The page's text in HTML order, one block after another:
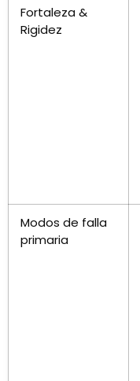
Fortaleza &
Rigidez
Modos de falla
primaria